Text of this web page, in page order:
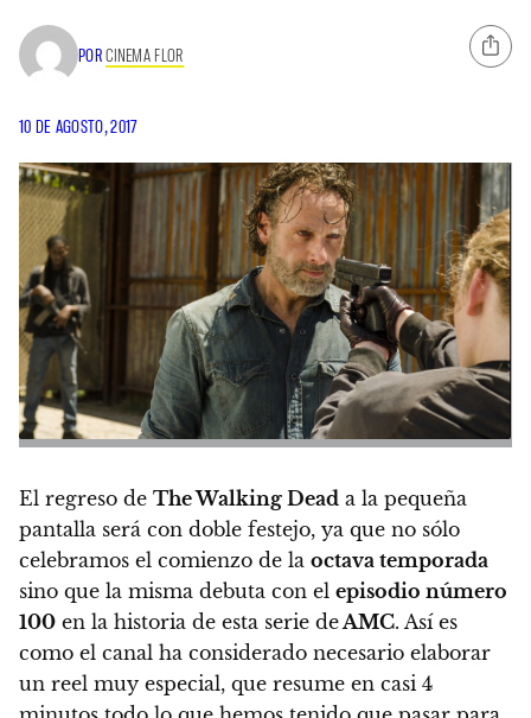
PORCINEMA FLOR
10 DE AGOSTO, 2017
El regreso de The Walking Dead a la pequeña
pantalla será con doble festejo, ya que no sólo
celebramos el comienzo de la octava temporada
sino que la misma debuta con el episodio número
100 en la historia de esta serie deAMC. Así es
como el canal ha considerado necesario elaborar
un reel muy especial, que resume en casi 4